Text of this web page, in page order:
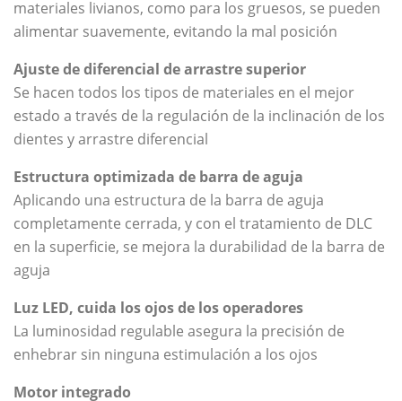
materiales livianos, como para los gruesos, se pueden
alimentar suavemente, evitando la mal posición
Ajuste de diferencial de arrastre superior
Se hacen todos los tipos de materiales en el mejor
estado a través de la regulación de la inclinación de los
dientes y arrastre diferencial
Estructura optimizada de barra de aguja
Aplicando una estructura de la barra de aguja
completamente cerrada, y con el tratamiento de DLC
en la superficie, se mejora la durabilidad de la barra de
aguja
Luz LED, cuida los ojos de los operadores
La luminosidad regulable asegura la precisión de
enhebrar sin ninguna estimulación a los ojos
Motor integrado